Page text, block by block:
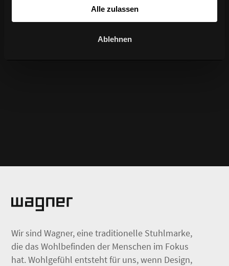
Alle zulassen
Ablehnen
Wir sind Wagner, eine traditionelle Stuhlmarke,
die das Wohlbefinden der Menschen im Fokus
hat. Wohlgefühl entsteht für uns, wenn Design,